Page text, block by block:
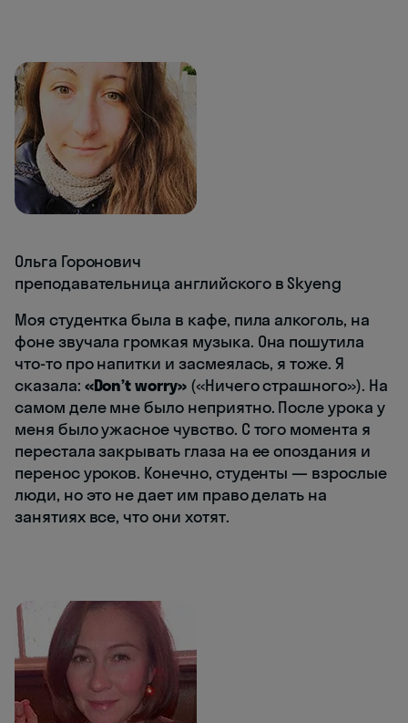
Ольга Горонович
преподавательница английского в Skyeng
Моя студентка была в кафе, пила алкоголь, на
фоне звучала громкая музыка. Она пошутила
что-то про напитки и засмеялась, я тоже. Я
сказала: «Don’t worry»(«Ничего страшного»). На
самом деле мне было неприятно. После урока у
меня было ужасное чувство. С того момента я
перестала закрывать глаза на ее опоздания и
перенос уроков. Конечно, студенты — взрослые
люди, но это не дает им право делать на
занятиях все, что они хотят.